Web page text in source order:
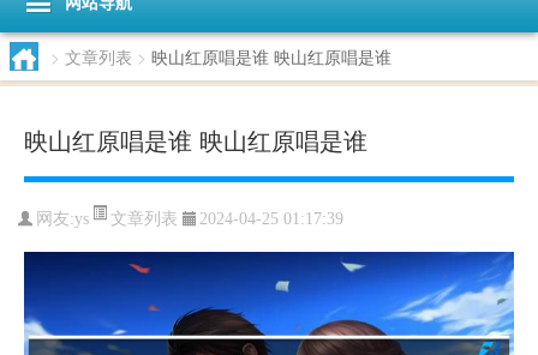
> 文章列表 > 映山红原唱是谁 映山红原唱是谁
映山红原唱是谁 映山红原唱是谁
网友:ys 文章列表 2024-04-25 01:17:39